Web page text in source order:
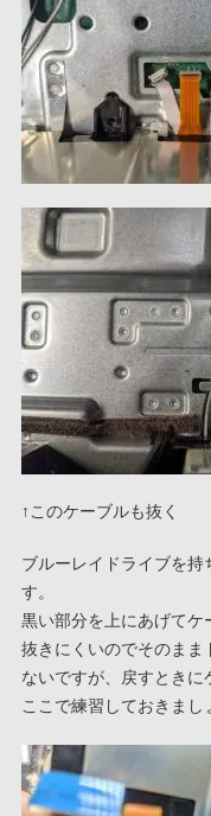
↑このケーブルも抜く
ブルーレイドライブを
す。
黒い部分を上にあげてケ
抜きにくいのでそのまま
ないですが、戻すとき
ここで練習しておきまし